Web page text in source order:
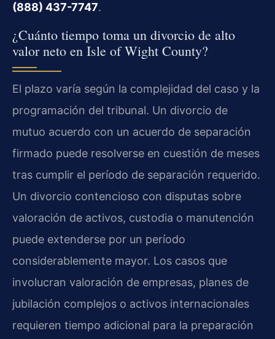
(888) 437-7747.
¿Cuánto tiempo toma un divorcio de alto
valor neto en Isle of Wight County?
El plazo varía según la complejidad del caso y la
programación del tribunal. Un divorcio de
mutuo acuerdo con un acuerdo de separación
firmado puede resolverse en cuestión de meses
tras cumplir el período de separación requerido.
Un divorcio contencioso con disputas sobre
valoración de activos, custodia o manutención
puede extenderse por un período
considerablemente mayor. Los casos que
involucran valoración de empresas, planes de
jubilación complejos o activos internacionales
requieren tiempo adicional para la preparación